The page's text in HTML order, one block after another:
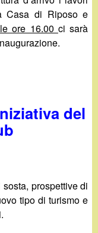
Casa di Riposo e
ore 16.00 ci sarà
del
prospettive di
tipo di turismo e